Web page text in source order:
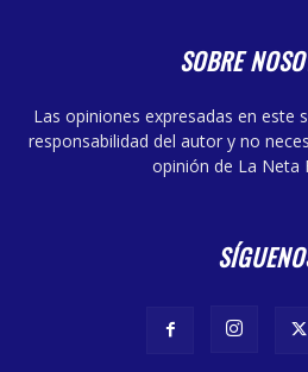
SOBRE
Las opiniones expresadas en este
responsabilidad del autor y no
opinión de La Neta